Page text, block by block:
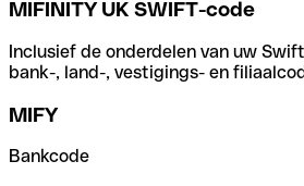
MIFINITY UK SWIFT-code
Inclusief de onderdelen van uw
bank-, land-, vestigings- en
MIFY
Bankcode